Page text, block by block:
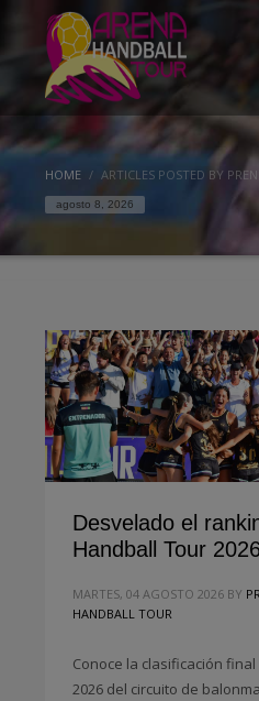
HOME ARTICLES POSTED BY
agosto 8, 2026
Desvelado el
Handball Tour
MARTES, 04 AGOSTO 2026 BY
HANDBALL TOUR
Conoce la clasificación
2026 del circuito de